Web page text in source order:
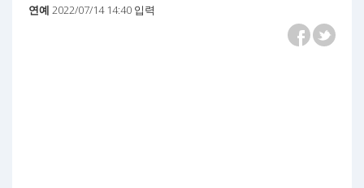
연예 2022/07/14 14:40 입력